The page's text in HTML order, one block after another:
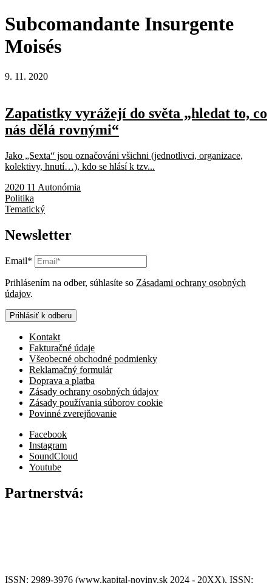
Subcomandante Insurgente
Moisés
9. 11. 2020
Zapatistky vyrážejí do světa „hledat to, co
nás dělá rovnými“
Jako „Sexta“ jsou označováni všichni (jednotlivci, organizace,
kolektivy, hnutí…), kdo se hlásí k tzv...
2020 11 Autonómia
Politika
Tematický
Newsletter
Email*
Prihlásením na odber, súhlasíte so Zásadami ochrany osobných
údajov.
Prihlásiť k odberu
Kontakt
Fakturačné údaje
Všeobecné obchodné podmienky
Reklamačný formulár
Doprava a platba
Zásady ochrany osobných údajov
Zásady používania súborov cookie
Povinné zverejňovanie
Facebook
Instagram
SoundCloud
Youtube
Partnerstvá:
ISSN: 2989-3976 (www.kapital-noviny.sk 2024 - 20XX), ISSN: